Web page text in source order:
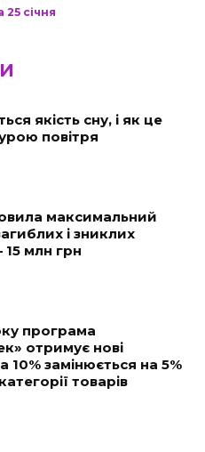
25 січня
якість сну, і як це
повітря
максимальний
і зниклих
15 млн грн
програма
отримує нові
10% замінюється на 5%
товарів